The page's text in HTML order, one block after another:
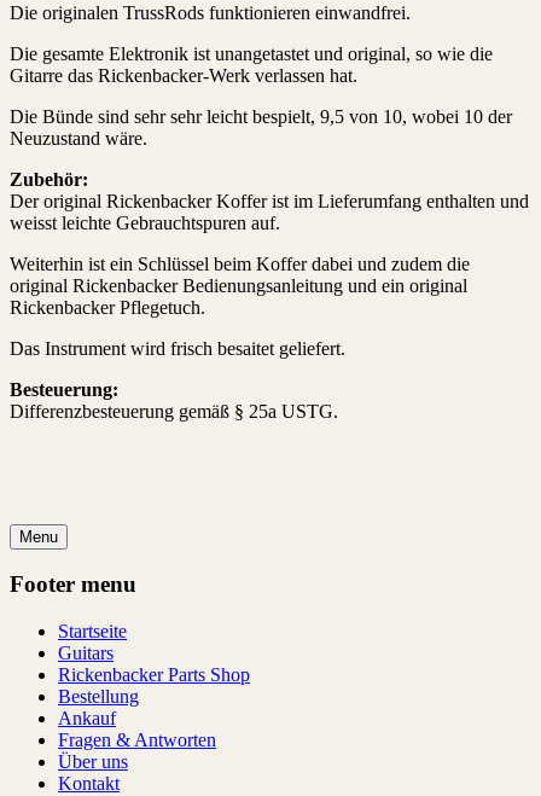
Die originalen TrussRods funktionieren einwandfrei.
Die gesamte Elektronik ist unangetastet und original, so wie die
Gitarre das Rickenbacker-Werk verlassen hat.
Die Bünde sind sehr sehr leicht bespielt, 9,5 von 10, wobei 10 der
Neuzustand wäre.
Zubehör:
Der original Rickenbacker Koffer ist im Lieferumfang enthalten und
weisst leichte Gebrauchtspuren auf.
Weiterhin ist ein Schlüssel beim Koffer dabei und zudem die
original Rickenbacker Bedienungsanleitung und ein original
Rickenbacker Pflegetuch.
Das Instrument wird frisch besaitet geliefert.
Besteuerung:
Differenzbesteuerung gemäß § 25a USTG.
Menu
Footer menu
Startseite
Guitars
Rickenbacker Parts Shop
Bestellung
Ankauf
Fragen & Antworten
Über uns
Kontakt